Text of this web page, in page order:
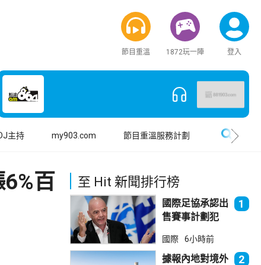
節目重溫 1872玩一陣 登入
主持 my903.com 節目重溫服務計劃
百
至 Hit 新聞排行榜
國際足協承認出
售賽事計劃犯
持恩芬天奴
1
國際 6小時前
據報內地對境外 2